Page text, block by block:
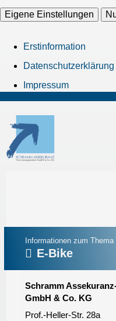
Eigene Einstellungen
Erstinformation
Datenschutzerklärung
Impressum
Informationen zum Thema
E-Bike
Schramm
GmbH & Co. KG
Prof.-Heller-Str. 28a